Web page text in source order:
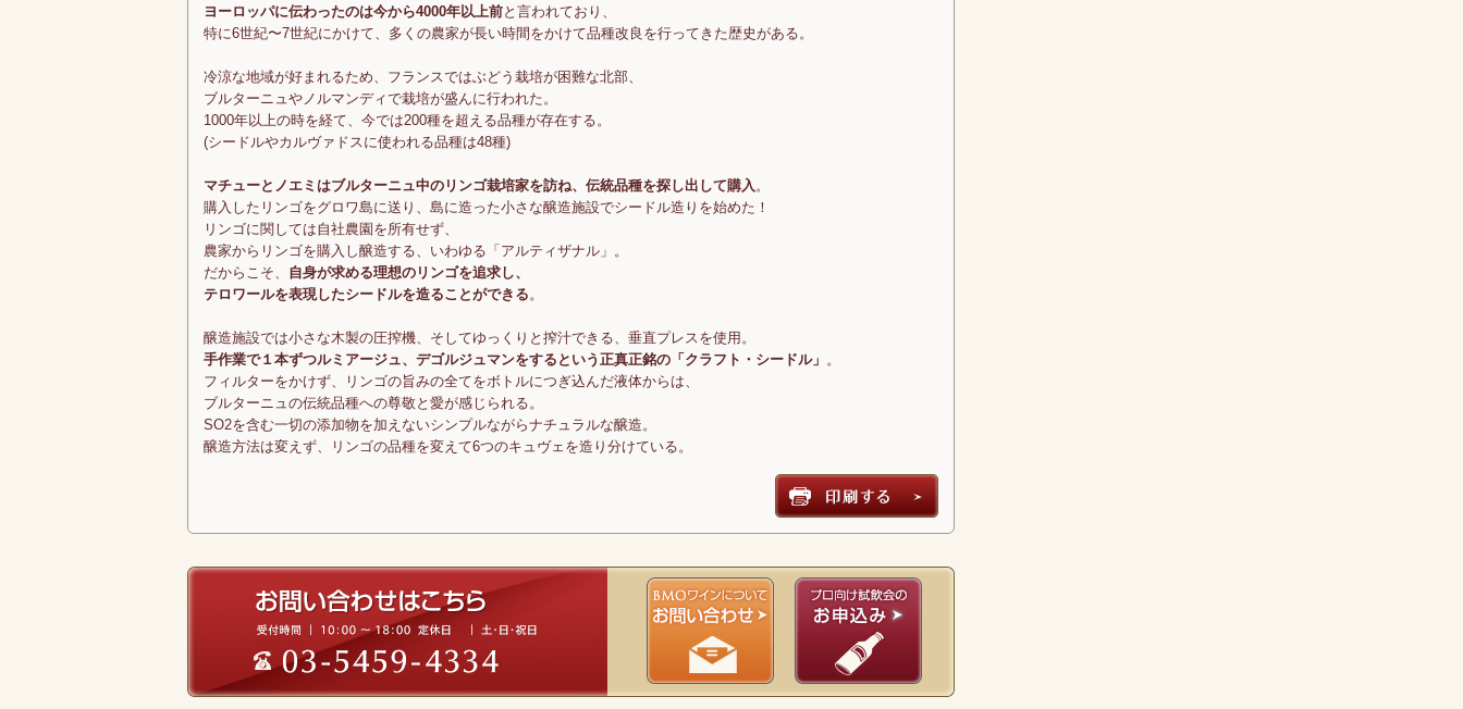
ヨーロッパに伝わったのは今から4000年以上前と言われており、
特に6世紀〜7世紀にかけて、多くの農家が長い時間をかけて品種改良を行ってきた歴史がある。
冷涼な地域が好まれるため、フランスではぶどう栽培が困難な北部、
ブルターニュやノルマンディで栽培が盛んに行われた。
1000年以上の時を経て、今では200種を超える品種が存在する。
(シードルやカルヴァドスに使われる品種は48種)
マチューとノエミはブルターニュ中のリンゴ栽培家を訪ね、伝統品種を探し出して購入。
購入したリンゴをグロワ島に送り、島に造った小さな醸造施設でシードル造りを始めた！
リンゴに関しては自社農園を所有せず、
農家からリンゴを購入し醸造する、いわゆる「アルティザナル」。
だからこそ、 自身が求める理想のリンゴを追求し、
テロワールを表現したシードルを造ることができる。
醸造施設では小さな木製の圧搾機、そしてゆっくりと搾汁できる、垂直プレスを使用。
手作業で１本ずつルミアージュ、デゴルジュマンをするという正真正銘の「クラフト・シードル」 。
フィルターをかけず、リンゴの旨みの全てをボトルにつぎ込んだ液体からは、
ブルターニュの伝統品種への尊敬と愛が感じられる。
SO2を含む一切の添加物を加えないシンプルながらナチュラルな醸造。
醸造方法は変えず、リンゴの品種を変えて6つのキュヴェを造り分けている。